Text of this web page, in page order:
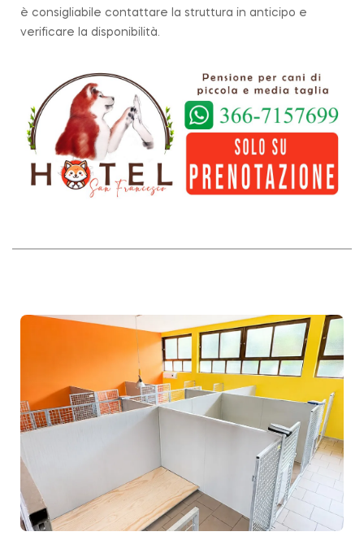
è consigliabile contattare la struttura in anticipo e
verificare la disponibilità.